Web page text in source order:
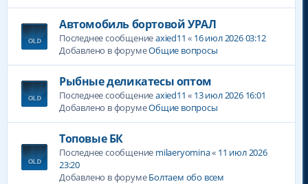
Автомобиль бортовой УРАЛ
Последнее сообщениеaxied11 « 16 июл 2026 03:12
Добавлено в форумеОбщие вопросы
Рыбные деликатесы оптом
Последнее сообщениеaxied11 « 13 июл 2026 16:01
Добавлено в форумеОбщие вопросы
Топовые БК
Последнее сообщение milaeryomina« 11 июл 2026
23:20
Добавлено в форумеБолтаем обо всем